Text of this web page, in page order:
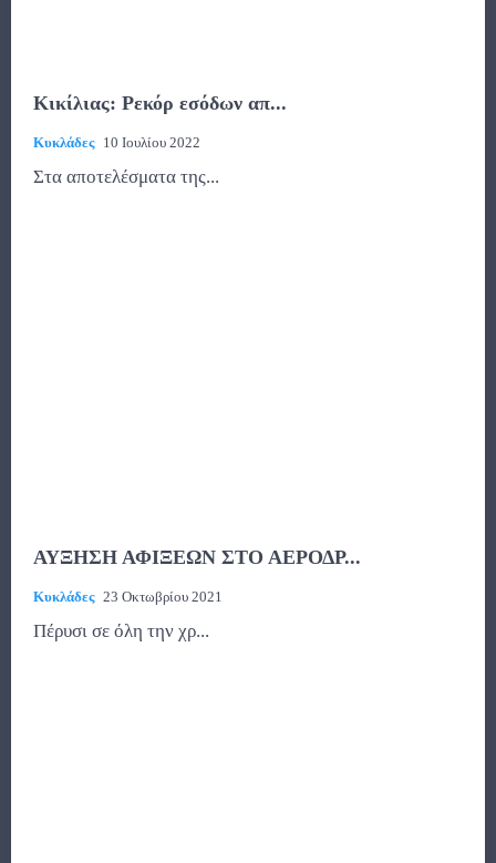
Κικίλιας: Ρεκόρ εσόδων απ...
Κυκλάδες 10 Ιουλίου 2022
Στα αποτελέσματα της...
ΑΥΞΗΣΗ ΑΦΙΞΕΩΝ ΣΤΟ ΑΕΡΟΔΡ...
Κυκλάδες 23 Οκτωβρίου 2021
Πέρυσι σε όλη την χρ...